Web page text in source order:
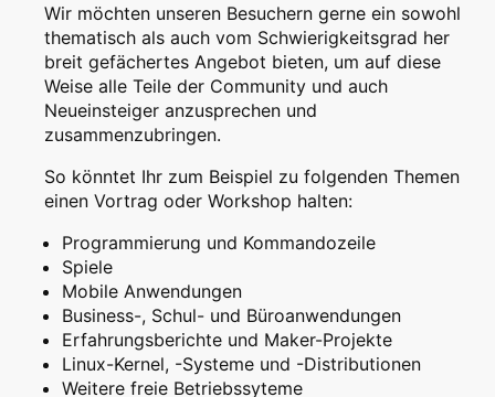
Wir möchten unseren Besuchern gerne ein sowohl
thematisch als auch vom Schwierigkeitsgrad her
breit gefächertes Angebot bieten, um auf diese
Weise alle Teile der Community und auch
Neueinsteiger anzusprechen und
zusammenzubringen.
So könntet Ihr zum Beispiel zu folgenden Themen
einen Vortrag oder Workshop halten:
Programmierung und Kommandozeile
Spiele
Mobile Anwendungen
Business-, Schul- und Büroanwendungen
Erfahrungsberichte und Maker-Projekte
Linux-Kernel, -Systeme und -Distributionen
Weitere freie Betriebssyteme